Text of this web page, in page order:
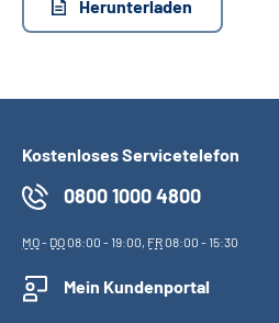
Herunterladen
Kostenloses Servicetelefon
0800 1000 4800
MO- DO08:00 - 19:00, FR08:00 - 15:30
Mein Kundenportal